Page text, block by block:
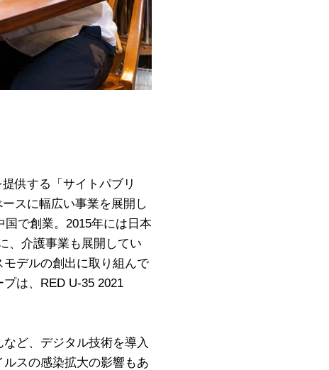
供する「サイトパブリ
スに幅広い事業を展開し
で創業。2015年には日本
、介護事業も展開してい
デルの創出に取り組んで
は、RED U-35 2021
ど、デジタル技術を導入
スの感染拡大の影響もあ